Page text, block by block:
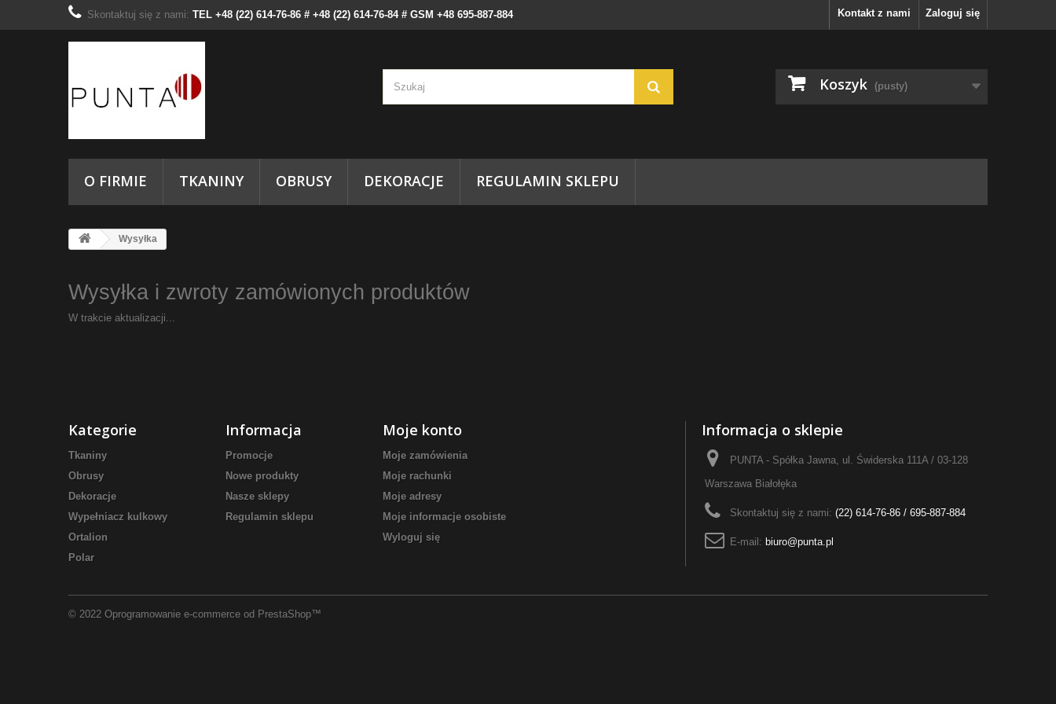
Zaloguj się
Kontakt z nami
Skontaktuj się z nami: TEL +48 (22) 614-76-86 # +48 (22) 614-76-84 # GSM +48 695-887-884
Koszyk (pusty)
O FIRMIE TKANINY OBRUSY DEKORACJE REGULAMIN SKLEPU
Wysyłka
Wysyłka i zwroty zamówionych produktów
W trakcie aktualizacji...
Kategorie
Tkaniny
Obrusy
Dekoracje
Wypełniacz kulkowy
Ortalion
Polar
Informacja
Promocje
Nowe produkty
Nasze sklepy
Regulamin sklepu
© 2022 Oprogramowanie e-commerce od PrestaShop™
Moje konto
Moje zamówienia
Moje rachunki
Moje adresy
Moje informacje osobiste
Wyloguj się
Informacja o sklepie
PUNTA - Spółka Jawna, ul. Świderska 111A / 03-128
Warszawa Białołęka
Skontaktuj się z nami: (22) 614-76-86 / 695-887-884
E-mail: biuro@punta.pl